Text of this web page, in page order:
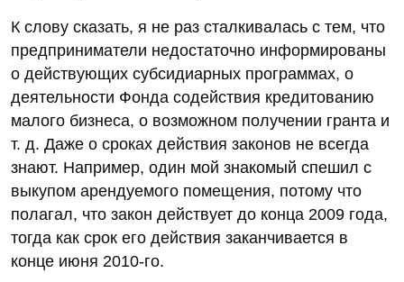
К слову сказать, я не раз сталкивалась с тем, что
предприниматели недостаточно информированы
о действующих субсидиарных программах, о
деятельности Фонда содействия кредитованию
малого бизнеса, о возможном получении гранта и
т. д. Даже о сроках действия законов не всегда
знают. Например, один мой знакомый спешил с
выкупом арендуемого помещения, потому что
полагал, что закон действует до конца 2009 года,
тогда как срок его действия заканчивается в
конце июня 2010-го.